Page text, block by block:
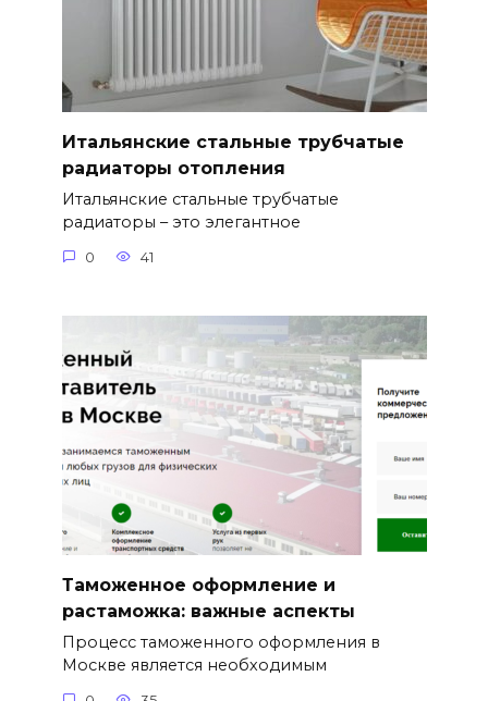
Итальянские стальные трубчатые
радиаторы отопления
Итальянские стальные трубчатые
радиаторы – это элегантное
0 41
Таможенное оформление и
растаможка: важные аспекты
Процесс таможенного оформления в
Москве является необходимым